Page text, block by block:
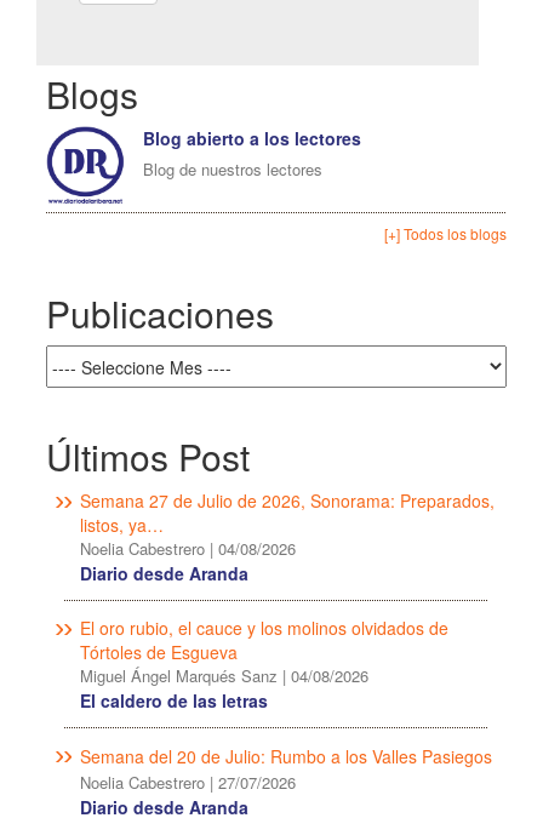
Blogs
Blog abierto a los lectores
Blog de nuestros lectores
[+] Todos los blogs
Publicaciones
Últimos Post
Semana 27 de Julio de 2026, Sonorama: Preparados,
listos, ya…
Noelia Cabestrero | 04/08/2026
Diario desde Aranda
El oro rubio, el cauce y los molinos olvidados de
Tórtoles de Esgueva
Miguel Ángel Marqués Sanz | 04/08/2026
El caldero de las letras
Semana del 20 de Julio: Rumbo a los Valles Pasiegos
Noelia Cabestrero | 27/07/2026
Diario desde Aranda